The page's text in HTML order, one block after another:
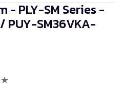
- PLY-SM Series -
PUY-SM36VKA-